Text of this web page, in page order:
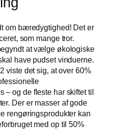
om bæredygtighed! Det er
som mange tror.
at vælge økologiske
have pudset vinduerne.
viste det sig, at over 60%
– og de fleste har skiftet til
Der er masser af gode
rengøringsprodukter kan
med op til 50%